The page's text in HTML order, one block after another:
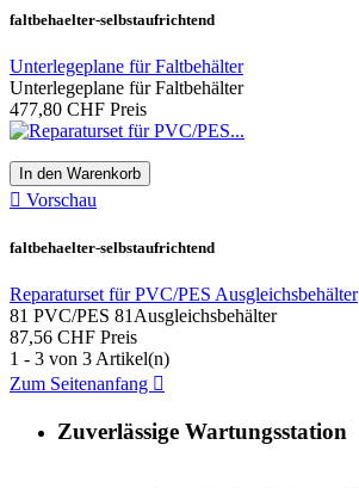
faltbehaelter-selbstaufrichtend
Unterlegeplane für Faltbehälter
Unterlegeplane für Faltbehälter
477,80 CHF Preis
In den Warenkorb
 Vorschau
faltbehaelter-selbstaufrichtend
Reparaturset für PVC/PES Ausgleichsbehälter
81 PVC/PES 81Ausgleichsbehälter
87,56 CHF Preis
1 - 3 von 3 Artikel(n)
Zum Seitenanfang 
Zuverlässige Wartungsstation